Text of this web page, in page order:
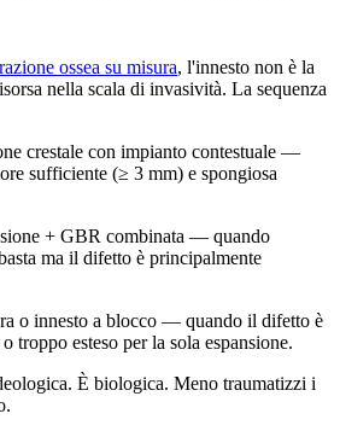
ossea su misura, l'innesto non è la
nella scala di invasività. La sequenza
crestale con impianto contestuale —
sufficiente (≥ 3 mm) e spongiosa
+ GBR combinata — quando
ma il difetto è principalmente
o innesto a blocco — quando il difetto è
troppo esteso per la sola espansione.
È biologica. Meno traumatizzi i